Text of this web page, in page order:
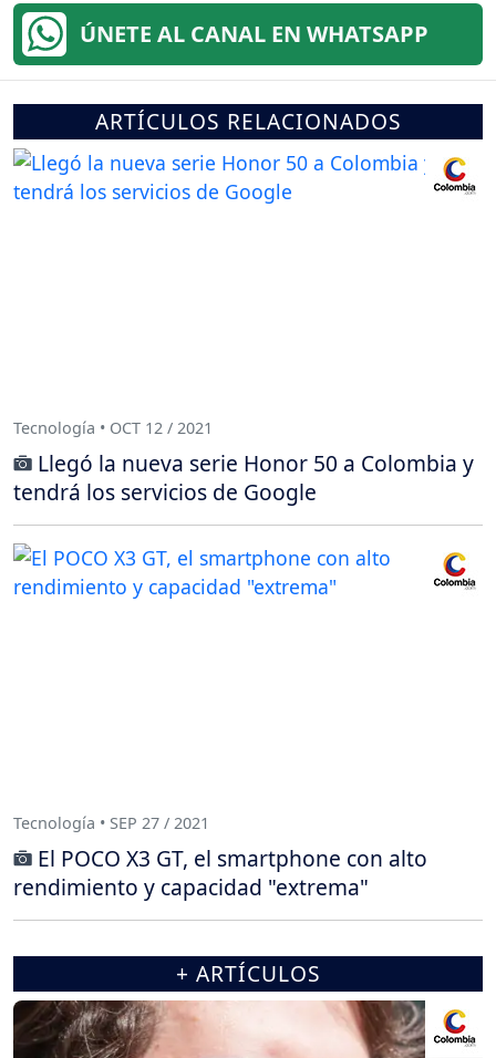
ÚNETE AL CANAL EN WHATSAPP
ARTÍCULOS RELACIONADOS
Tecnología • OCT 12 / 2021
Llegó la nueva serie Honor 50 a Colombia y
tendrá los servicios de Google
Tecnología • SEP 27 / 2021
El POCO X3 GT, el smartphone con alto
rendimiento y capacidad "extrema"
+ ARTÍCULOS